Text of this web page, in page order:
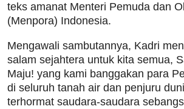
teks amanat Menteri Pemuda dan
(Menpora) Indonesia.
Mengawali sambutannya, Kadri
salam sejahtera untuk kita semua,
Maju! yang kami banggakan para
di seluruh tanah air dan penjuru
terhormat saudara-saudara